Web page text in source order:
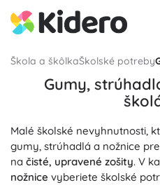
Škola a škôlkaŠkolské potreby
Gumy,
Malé školské nevyhnutnosti,
gumy, strúhadlá a nožnice
na čisté, upravené zošity. V
nožnice vyberiete školské